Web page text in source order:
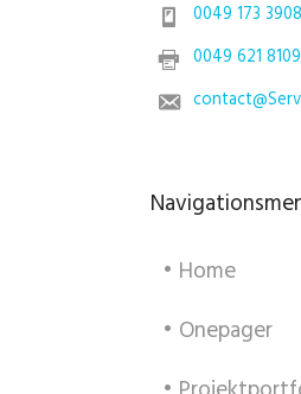
0049 173
0049 621
• Home
• Onepager